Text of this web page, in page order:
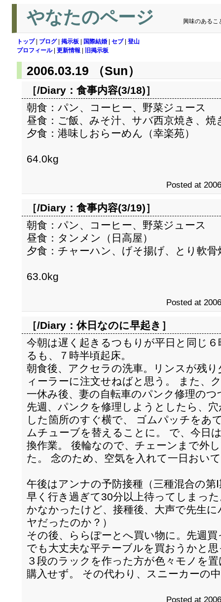
やなたのページ 興味のあるこ
トップ| ブログ| 掲示板 国際結婚 セブ| 登山
プロフィール| 更新情報 旧掲示板
2006.03.19 （Sun）
［/Diary： 食事内容(3/18)］
朝食：パン、コーヒー、野菜ジュース
昼食：ご飯、みそ汁、サバ西京焼き、焼
夕食：港味しおらーめん（幸楽苑）
64.0kg
Posted at
［/Diary： 食事内容(3/19)］
朝食：パン、コーヒー、野菜ジュース
昼食：タンメン（日高屋）
夕食：チャーハン、げそ揚げ、とり軟骨
63.0kg
Posted at
［/Diary：休日なのに早起き ］
今朝は遅く起きるつもりが平日と同じ
るも、７時半頃起床。
朝食後、アクセラの洗車。リンスが残
ィーラーに注文せねばと思う。 また、
一休み後、妻の自転車のパンク修理のつ
先週、パンクを修理しようとしたら、
した箇所のすぐ横で、 ゴムパッチをあ
ムチューブを替えることに。 で、今日
換作業。 後輪なので、チェーンまで外
た。 念のため、空気を入れて一日おい
午後はアンナの予防接種（三種混合の第
早く行き過ぎて30分以上待ってしまっ
かなかったけど、接種後、大声で先生
ヤだったのか？）
その後、ららぽーとへ買い物に。先週
でも大丈夫な平テーブルを買おうかと
３段のラックを作った方が色々モノを
購入せず。 その代わり、スニーカーの
Posted at